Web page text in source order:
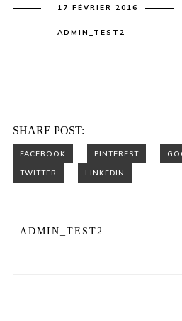
17 FÉVRIER 2016
ADMIN_TEST2
SHARE POST:
ADMIN_TEST2